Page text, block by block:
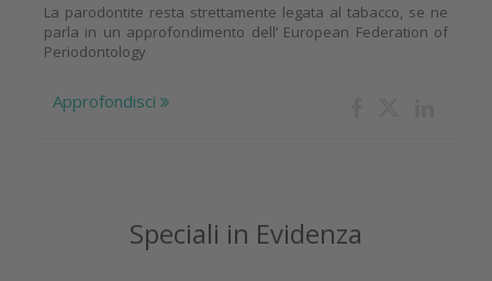
La parodontite resta strettamente legata al tabacco, se ne
parla in un approfondimento dell’ European Federation of
Periodontology
Approfondisci
Speciali in Evidenza